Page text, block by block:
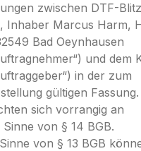
zwischen DTF-Blitz
Inhaber Marcus Harm,
Bad Oeynhausen
und dem
in der zum
gültigen Fassung.
sich vorrangig an
von § 14 BGB.
von § 13 BGB